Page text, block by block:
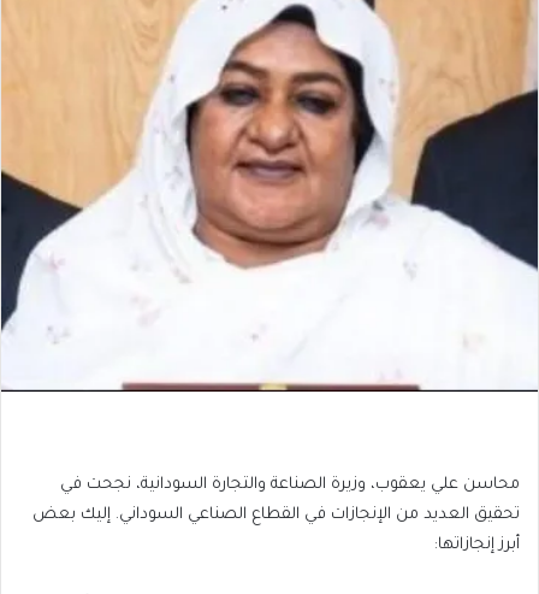
محاسن علي يعقوب، وزيرة الصناعة والتجارة السودانية، نجحت في
تحقيق العديد من الإنجازات في القطاع الصناعي السوداني. إليك بعض
أبرز إنجازاتها: